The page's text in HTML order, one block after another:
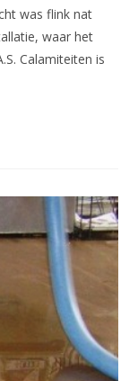
was flink nat
waar het
Calamiteiten is